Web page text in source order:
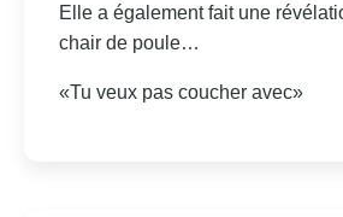
Elle a également fait une
chair de poule…
«Tu veux pas coucher avec»